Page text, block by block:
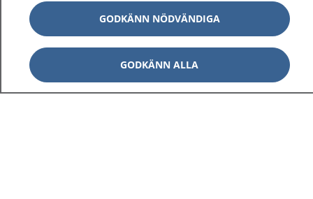
GODKÄNN NÖDVÄNDIGA
GODKÄNN ALLA